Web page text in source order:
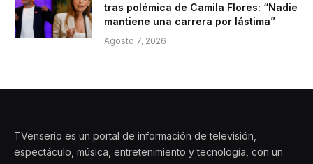
tras polémica de Camila Flores: “Nadie
mantiene una carrera por lástima”
Agosto 7, 2026
TVenserio es un portal de información de televisión,
espectáculo, música, entretenimiento y tecnología, con un